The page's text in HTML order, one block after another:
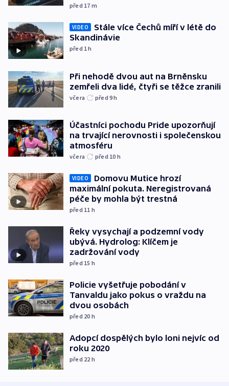
před 17 m
VIDEO
Stále více Čechů míří v létě do
Skandinávie
před 1h
Při nehodě dvou aut na Brněnsku
zemřeli dva lidé, čtyři se těžce zranili
včera před 9h
Účastníci pochodu Pride upozorňují
na trvající nerovnosti i společenskou
atmosféru
včera před 10 h
VIDEO
Domovu Mutice hrozí
maximální pokuta. Neregistrovaná
péče by mohla být trestná
před 11 h
Řeky vysychají a podzemní vody
ubývá. Hydrolog: Klíčem je
zadržování vody
před 15 h
Policie vyšetřuje pobodání v
Tanvaldu jako pokus o vraždu na
dvou osobách
před 20 h
Adopcí dospělých bylo loni nejvíc od
roku 2020
před 22 h